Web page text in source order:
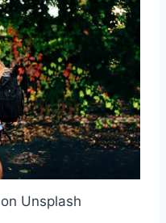
Unsplash